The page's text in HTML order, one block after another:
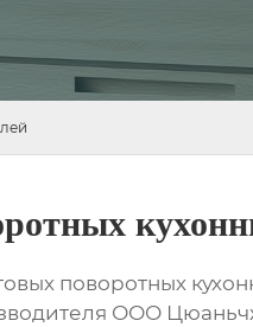
поворотных
ООО